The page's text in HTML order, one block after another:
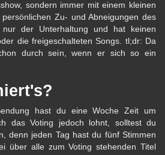
sondern immer mit einem kleinen
Zu- und Abneigungen des
nur der Unterhaltung und hat keinen
die freigeschalteten Songs. tl;dr: Da
durch sein, wenn er sich so ein
hast du eine Woche Zeit um
das Voting jedoch lohnt, solltest du
denn jeden Tag hast du fünf Stimmen
über alle zum Voting stehenden Titel